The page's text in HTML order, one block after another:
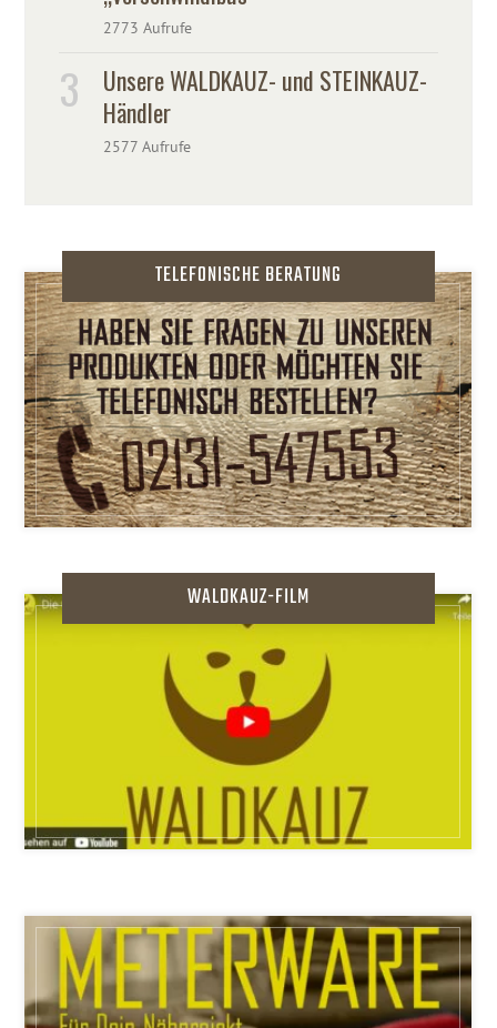
2773 Aufrufe
Unsere WALDKAUZ- und STEINKAUZ-
Händler
2577 Aufrufe
TELEFONISCHE BERATUNG
WALDKAUZ-FILM